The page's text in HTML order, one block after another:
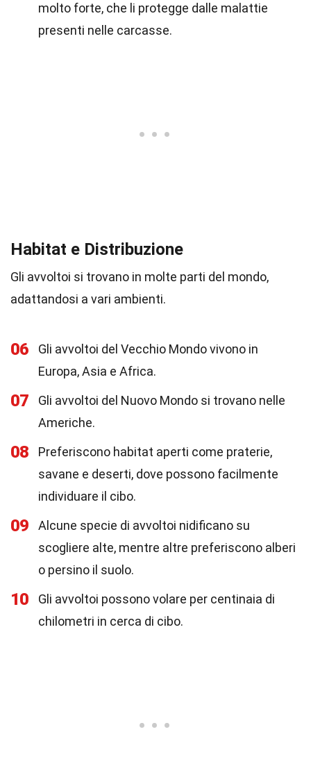
molto forte, che li protegge dalle malattie
presenti nelle carcasse.
Habitat e Distribuzione
Gli avvoltoi si trovano in molte parti del mondo,
adattandosi a vari ambienti.
06
Gli avvoltoi del Vecchio Mondo vivono in
Europa, Asia e Africa.
07
Gli avvoltoi del Nuovo Mondo si trovano nelle
Americhe.
08
Preferiscono habitat aperti come praterie,
savane e deserti, dove possono facilmente
individuare il cibo.
09
Alcune specie di avvoltoi nidificano su
scogliere alte, mentre altre preferiscono alberi
o persino il suolo.
10
Gli avvoltoi possono volare per centinaia di
chilometri in cerca di cibo.